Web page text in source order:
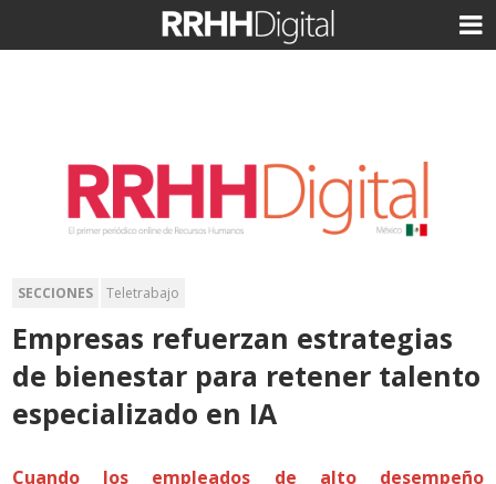
SECCIONES Teletrabajo
Empresas refuerzan estrategias
de bienestar para retener talento
especializado en IA
Cuando los empleados de alto desempeño